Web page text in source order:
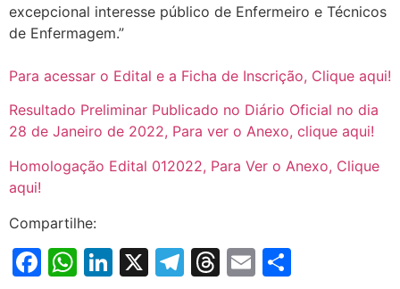
excepcional interesse público de Enfermeiro e Técnicos
de Enfermagem.”
Para acessar o Edital e a Ficha de Inscrição, Clique aqui!
Resultado Preliminar Publicado no Diário Oficial no dia
28 de Janeiro de 2022, Para ver o Anexo, clique aqui!
Homologação Edital 012022, Para Ver o Anexo, Clique
aqui!
Compartilhe:
Facebook
WhatsApp
LinkedIn
X Telegram
Threads
Email